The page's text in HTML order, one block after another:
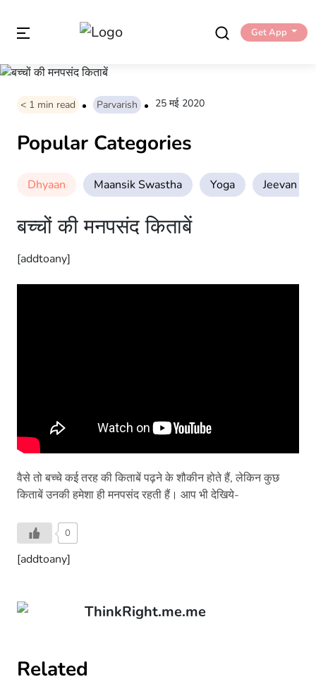
Get App
< 1 min read Parvarish 25 मई 2020
Popular Categories
Dhyaan Maansik Swastha Yoga Jeevan
बच्चों की मनपसंद किताबें
[addtoany]
वैसे तो बच्चे कई तरह की किताबें पढ़ने के शौकीन होते हैं, लेकिन कुछ
किताबें उनकी हमेशा ही मनपसंद रहती हैं। आप भी देखिये-
0
[addtoany]
ThinkRight.me.me
Related